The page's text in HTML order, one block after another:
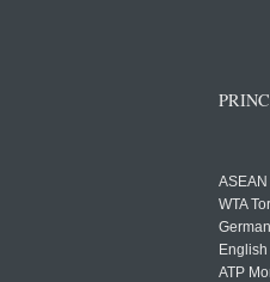
WTA
ATP